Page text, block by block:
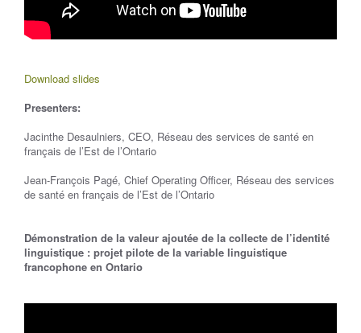
Download slides
Presenters:
Jacinthe Desaulniers, CEO, Réseau des services de santé en
français de l’Est de l’Ontario
Jean-François Pagé, Chief Operating Officer, Réseau des services
de santé en français de l’Est de l’Ontario
Démonstration de la valeur ajoutée de la collecte de l’identité
linguistique : projet pilote de la variable linguistique
francophone en Ontario